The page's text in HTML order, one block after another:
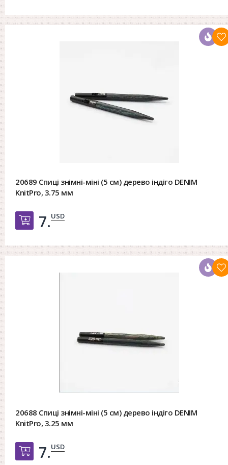
20689 Спиці знімні-міні (5 см) дерево індіго DENIM
KnitPro, 3.75 мм
Добавить в корзину
7.USD
20688 Спиці знімні-міні (5 см) дерево індіго DENIM
KnitPro, 3.25 мм
Добавить в корзину
7.USD